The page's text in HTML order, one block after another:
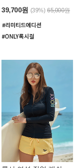
39,700원 (39%) 65,000원